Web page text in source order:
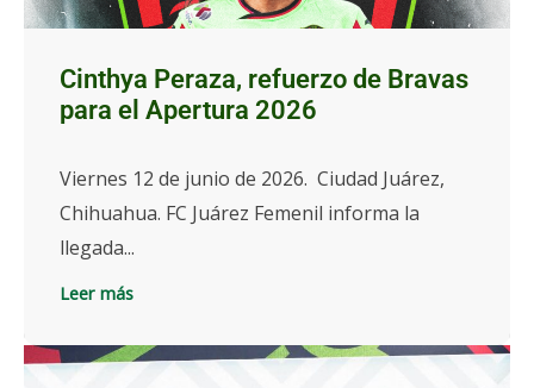
Cinthya Peraza, refuerzo de Bravas
para el Apertura 2026
Viernes 12 de junio de 2026. Ciudad Juárez,
Chihuahua. FC Juárez Femenil informa la
llegada...
Leer más